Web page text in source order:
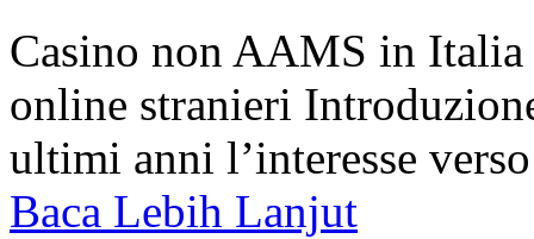
Casino non AAMS in
online stranieri
ultimi anni l’interesse
Baca Lebih Lanjut